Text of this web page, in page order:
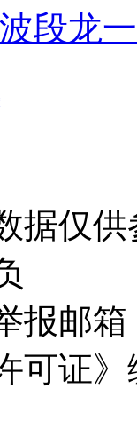
波段龙一
据仅
报邮箱
可证